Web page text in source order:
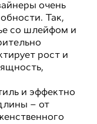
очень
Так,
со шлейфом и
рост и
и эффектно
– от